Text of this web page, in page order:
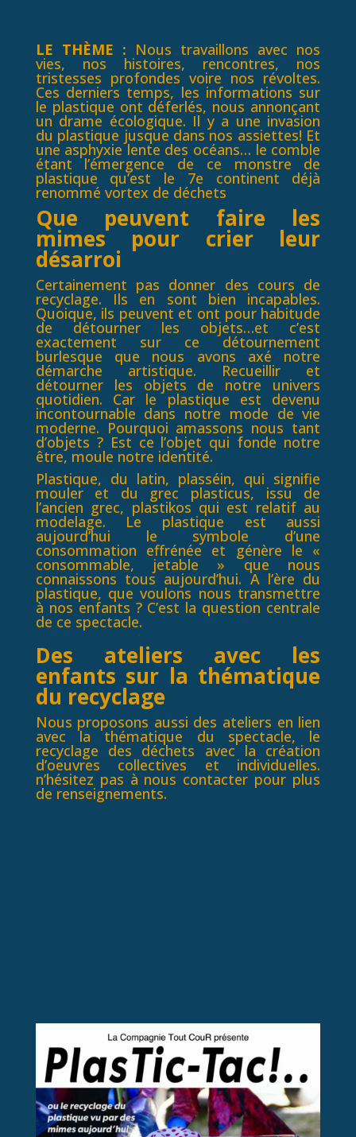
LE THÈME : Nous travaillons avec nos
vies, nos histoires, rencontres, nos
tristesses profondes voire nos révoltes.
Ces derniers temps, les informations sur
le plastique ont déferlés, nous annonçant
un drame écologique. Il y a une invasion
du plastique jusque dans nos assiettes! Et
une asphyxie lente des océans… le comble
étant l’émergence de ce monstre de
plastique qu’est le 7e continent déjà
renommé vortex de déchets
Que peuvent faire les
mimes pour crier leur
désarroi
Certainement pas donner des cours de
recyclage. Ils en sont bien incapables.
Quoique, ils peuvent et ont pour habitude
de détourner les objets…et c’est
exactement sur ce détournement
burlesque que nous avons axé notre
démarche artistique. Recueillir et
détourner les objets de notre univers
quotidien. Car le plastique est devenu
incontournable dans notre mode de vie
moderne. Pourquoi amassons nous tant
d’objets ? Est ce l’objet qui fonde notre
être, moule notre identité.
Plastique, du latin, plasséin, qui signifie
mouler et du grec plasticus, issu de
l’ancien grec, plastikos qui est relatif au
modelage. Le plastique est aussi
aujourd’hui le symbole d’une
consommation effrénée et génère le «
consommable, jetable » que nous
connaissons tous aujourd’hui. A l’ère du
plastique, que voulons nous transmettre
à nos enfants ? C’est la question centrale
de ce spectacle.
Des ateliers avec les
enfants sur la thématique
du recyclage
Nous proposons aussi des ateliers en lien
avec la thématique du spectacle, le
recyclage des déchets avec la création
d’oeuvres collectives et individuelles.
n’hésitez pas à nous contacter pour plus
de renseignements.